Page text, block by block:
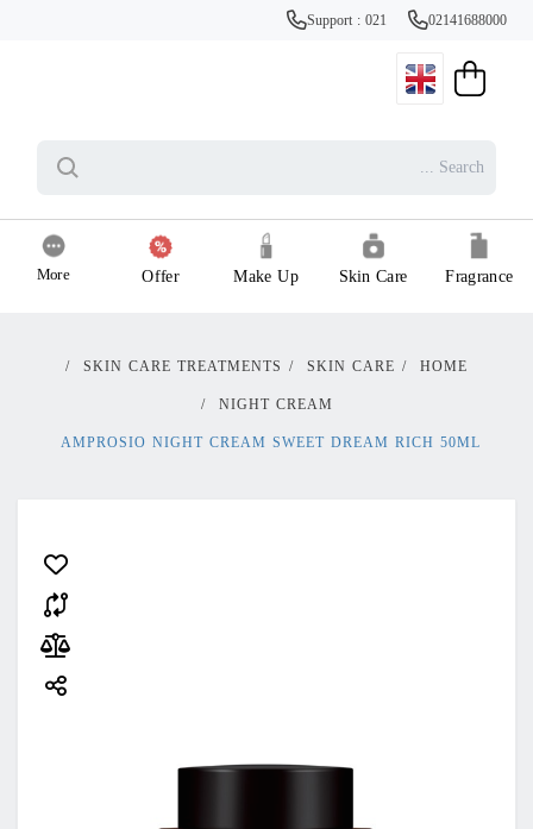
Support : 021 02141688000
Fragrance
Skin Care
Make Up
Offer
More
HOME
/
SKIN CARE
/
SKIN CARE TREATMENTS
/
NIGHT CREAM
/
AMPROSIO NIGHT CREAM SWEET DREAM RICH 50ML